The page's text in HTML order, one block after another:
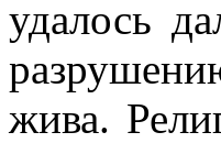
удалось
жива.